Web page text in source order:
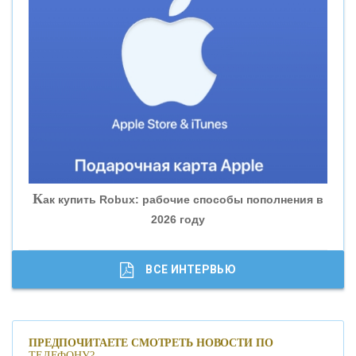
«ВНЕШПРОМБАНК»
«БАНК ГЛОБЭКС»
«СОВКОМБАНК»
«ГАЗПРОМБАНК»
«МОСКОВСКИЙ КРЕДИТНЫЙ БАНК»
Как купить Robux: рабочие способы пополнения в
2026 году
ВСЕ ИНТЕРВЬЮ
ПРЕДПОЧИТАЕТЕ СМОТРЕТЬ НОВОСТИ ПО